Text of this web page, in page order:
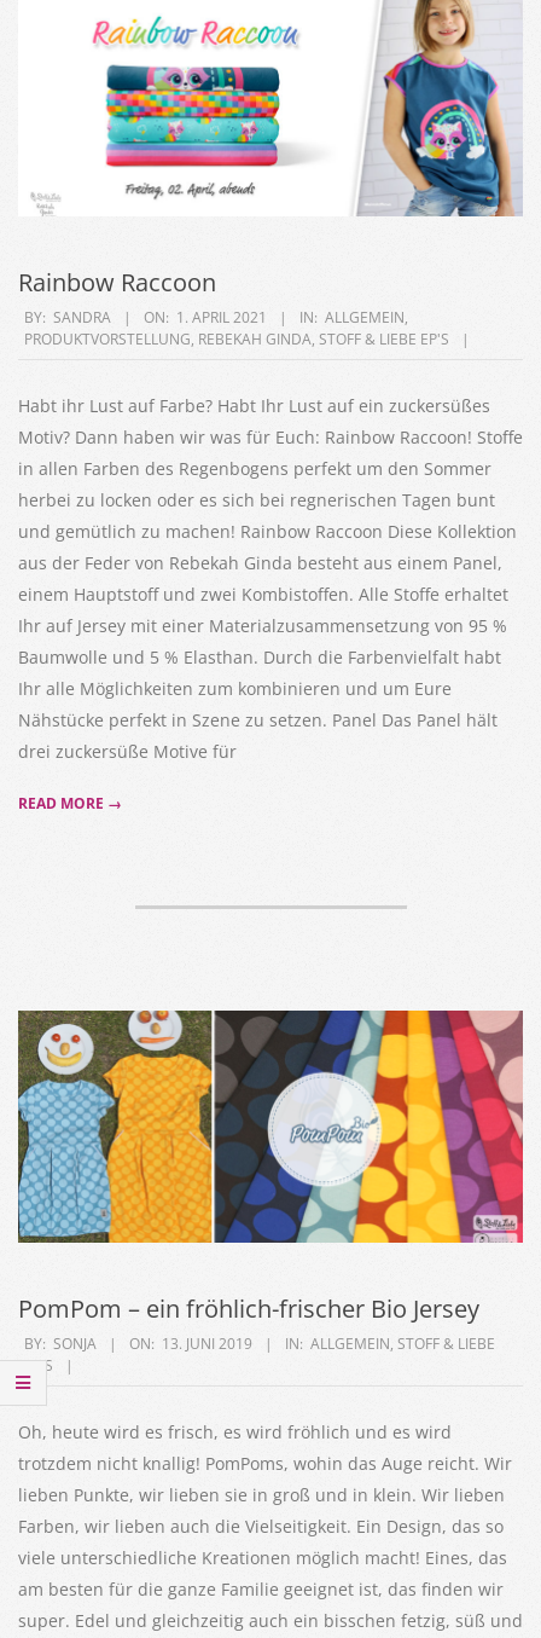
Rainbow Raccoon
2021-
04-
BY: SANDRA ON: 1. APRIL 2021 IN: ALLGEMEIN,
PRODUKTVORSTELLUNG, REBEKAH GINDA, STOFF & LIEBE EP'S
Habt ihr Lust auf Farbe? Habt Ihr Lust auf ein zuckersüßes
Motiv? Dann haben wir was für Euch: Rainbow Raccoon! Stoffe
in allen Farben des Regenbogens perfekt um den Sommer
herbei zu locken oder es sich bei regnerischen Tagen bunt
und gemütlich zu machen! Rainbow Raccoon Diese Kollektion
aus der Feder von Rebekah Ginda besteht aus einem Panel,
einem Hauptstoff und zwei Kombistoffen. Alle Stoffe erhaltet
Ihr auf Jersey mit einer Materialzusammensetzung von 95 %
Baumwolle und 5 % Elasthan. Durch die Farbenvielfalt habt
Ihr alle Möglichkeiten zum kombinieren und um Eure
Nähstücke perfekt in Szene zu setzen. Panel Das Panel hält
drei zuckersüße Motive für
READ MORE →
PomPom – ein fröhlich-frischer Bio Jersey
2019-
06-
13
BY: SONJA ON: 13. JUNI 2019 IN: ALLGEMEIN, STOFF & LIEBE
EP'S
Oh, heute wird es frisch, es wird fröhlich und es wird
trotzdem nicht knallig! PomPoms, wohin das Auge reicht. Wir
lieben Punkte, wir lieben sie in groß und in klein. Wir lieben
Farben, wir lieben auch die Vielseitigkeit. Ein Design, das so
viele unterschiedliche Kreationen möglich macht! Eines, das
am besten für die ganze Familie geeignet ist, das finden wir
super. Edel und gleichzeitig auch ein bisschen fetzig, süß und